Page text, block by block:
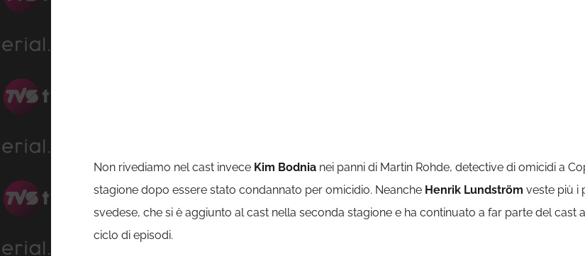
Non rivediamo nel cast invece Kim Bodnia nei panni di Martin Rohde, detective di omicidi a
stagione dopo essere stato condannato per omicidio. Neanche Henrik Lundström veste più i
svedese, che si è aggiunto al cast nella seconda stagione e ha continuato a far parte del cast
ciclo di episodi.